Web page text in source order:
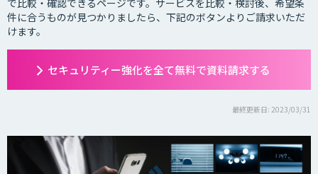
で比較・確認できるページです。サービスを比較・検討後、希望条
件に合うものが見つかりましたら、下記のボタンよりご請求いただ
けます。
セキュリティー強化を全て無料で資料請求する
最終更新日: 2023/03/31